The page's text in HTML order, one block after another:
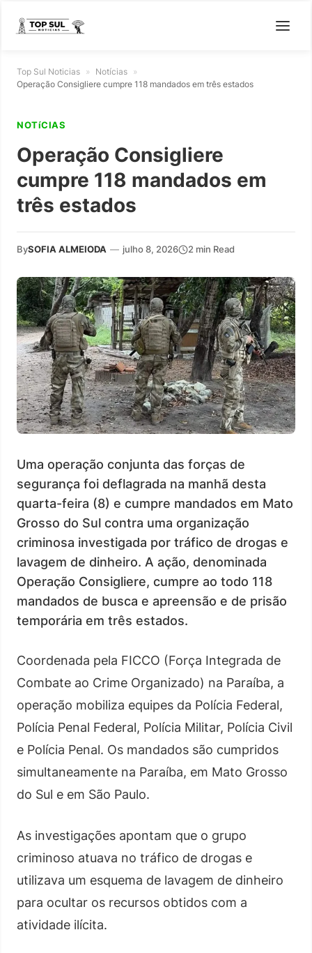
Top Sul Noticias » Notícias »
Operação Consigliere cumpre 118 mandados em três estados
NOTíCIAS
Operação Consigliere
cumpre 118 mandados em
três estados
BySOFIA ALMEIODA — julho 8, 2026 2 min Read
Uma operação conjunta das forças de
segurança foi deflagrada na manhã desta
quarta-feira (8) e cumpre mandados em Mato
Grosso do Sul contra uma organização
criminosa investigada por tráfico de drogas e
lavagem de dinheiro. A ação, denominada
Operação Consigliere, cumpre ao todo 118
mandados de busca e apreensão e de prisão
temporária em três estados.
Coordenada pela FICCO (Força Integrada de
Combate ao Crime Organizado) na Paraíba, a
operação mobiliza equipes da Polícia Federal,
Polícia Penal Federal, Polícia Militar, Polícia Civil
e Polícia Penal. Os mandados são cumpridos
simultaneamente na Paraíba, em Mato Grosso
do Sul e em São Paulo.
As investigações apontam que o grupo
criminoso atuava no tráfico de drogas e
utilizava um esquema de lavagem de dinheiro
para ocultar os recursos obtidos com a
atividade ilícita.